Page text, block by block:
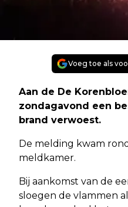
Voeg toe als
Aan de De
zondagavond een
brand verwoest.
De melding kwam
meldkamer.
Bij aankomst van de
sloegen de vlammen